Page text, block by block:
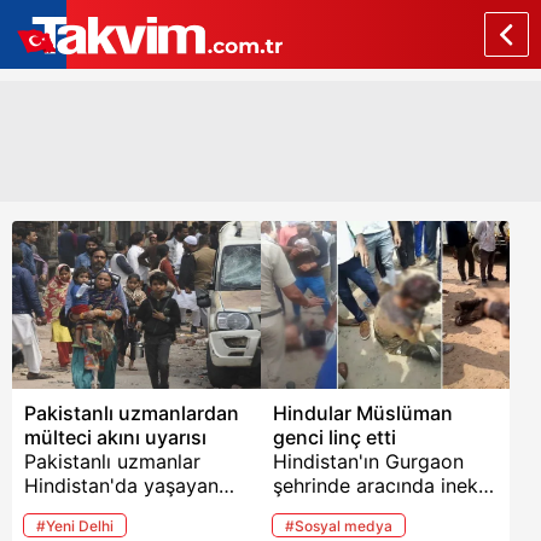
Pakistanlı uzmanlardan
mülteci akını uyarısı
Pakistanlı uzmanlar
Hindistan'da yaşayan
milyonlarca Müslüman'ın
ülkede yükselen
#Yeni Delhi
Hindular Müslüman
genci linç etti
Hindistan'ın Gurgaon
şehrinde aracında inek
eti taşıdığı iddiasıyla linç
edilen Lokman isimli
#Sosyal medya